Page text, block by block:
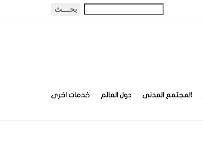
المجتمع المدنى دول العالم خدمات اخرى